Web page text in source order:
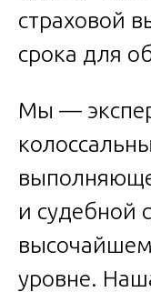
страховой
срока для
Мы —
и судебной
уровне.